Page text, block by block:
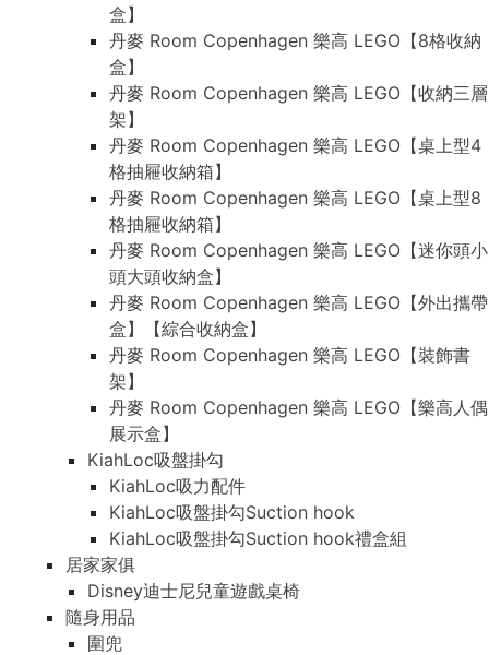
盒】
丹麥 Room Copenhagen 樂高 LEGO【8格收納
盒】
丹麥 Room Copenhagen 樂高 LEGO【收納三層
架】
丹麥 Room Copenhagen 樂高 LEGO【桌上型4
格抽屜收納箱】
丹麥 Room Copenhagen 樂高 LEGO【桌上型8
格抽屜收納箱】
丹麥 Room Copenhagen 樂高 LEGO【迷你頭小
頭大頭收納盒】
丹麥 Room Copenhagen 樂高 LEGO【外出攜帶
盒】【綜合收納盒】
丹麥 Room Copenhagen 樂高 LEGO【裝飾書
架】
丹麥 Room Copenhagen 樂高 LEGO【樂高人偶
展示盒】
KiahLoc吸盤掛勾
KiahLoc吸力配件
KiahLoc吸盤掛勾Suction hook
KiahLoc吸盤掛勾Suction hook禮盒組
居家家俱
Disney迪士尼兒童遊戲桌椅
隨身用品
圍兜